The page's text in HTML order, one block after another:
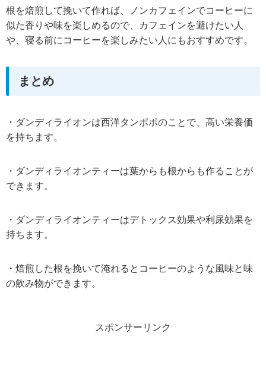
根を焙煎して挽いて作れば、ノンカフェインでコーヒーに
似た香りや味を楽しめるので、カフェインを避けたい人
や、寝る前にコーヒーを楽しみたい人にもおすすめです。
まとめ
・ダンディライオンは西洋タンポポのことで、高い栄養価
を持ちます。
・ダンディライオンティーは葉からも根からも作ることが
できます。
・ダンディライオンティーはデトックス効果や利尿効果を
持ちます。
・焙煎した根を挽いて淹れるとコーヒーのような風味と味
の飲み物ができます。
スポンサーリンク